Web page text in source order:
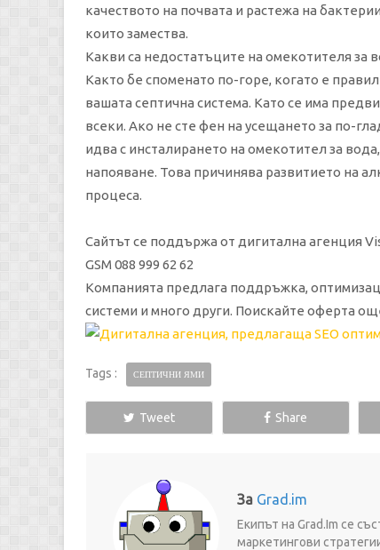
качеството на почвата и растежа на
които замества.
Какви са недостатъците на омекотителя за
Както бе споменато по-горе, когато е
вашата септична система. Като се има
всеки. Ако не сте фен на усещането за по-
идва с инсталирането на омекотител за
напояване. Това причинява развитието на
процеса.
Сайтът се поддържа от дигитална агенция
GSM 088 999 62 62
Компанията предлага поддръжка,
системи и много други. Поискайте оферта
Tags : СЕПТИЧНИ ЯМИ
Tweet Share
За Grad.im
Екипът на Grad.Im се
маркетингови